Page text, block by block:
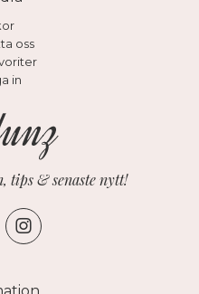
oss
in
tips & senaste nytt!